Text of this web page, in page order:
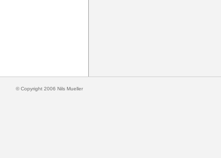
© Copyright 2006 Nils Mueller